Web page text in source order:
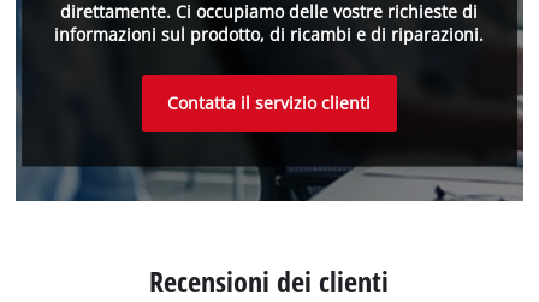
direttamente. Ci occupiamo delle vostre richieste di
informazioni sul prodotto, di ricambi e di riparazioni.
Contatta il servizio clienti
Recensioni dei clienti